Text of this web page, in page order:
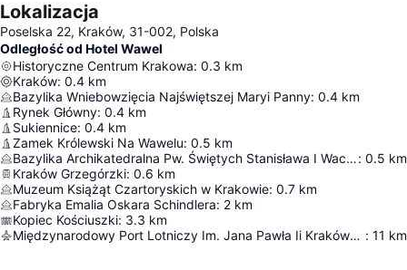
Lokalizacja
Poselska 22, Kraków, 31-002, Polska
Odległość od Hotel Wawel
Historyczne Centrum Krakowa: 0.3 km
Kraków: 0.4 km
Bazylika Wniebowzięcia Najświętszej Maryi Panny: 0.4 km
Rynek Główny: 0.4 km
Sukiennice: 0.4 km
Zamek Królewski Na Wawelu: 0.5 km
Bazylika Archikatedralna Pw. Świętych Stanisława I Wacława: 0.5 km
Kraków Grzegórzki: 0.6 km
Muzeum Książąt Czartoryskich w Krakowie: 0.7 km
Fabryka Emalia Oskara Schindlera: 2 km
Kopiec Kościuszki: 3.3 km
Międzynarodowy Port Lotniczy Im. Jana Pawła Ii Kraków-Balice : 11 km